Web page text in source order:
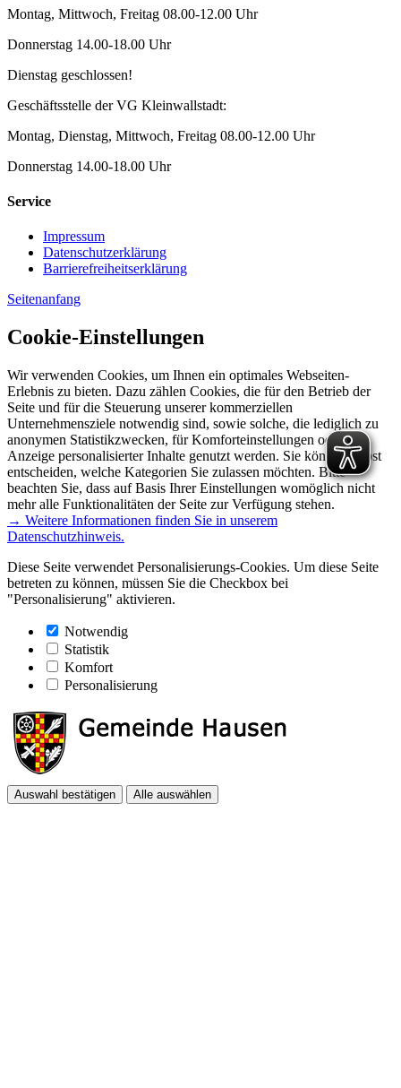
Montag, Mittwoch, Freitag 08.00-12.00 Uhr
Donnerstag 14.00-18.00 Uhr
Dienstag geschlossen!
Geschäftsstelle der VG Kleinwallstadt:
Montag, Dienstag, Mittwoch, Freitag 08.00-12.00 Uhr
Donnerstag 14.00-18.00 Uhr
Service
Impressum
Datenschutzerklärung
Barrierefreiheitserklärung
Seitenanfang
Cookie-Einstellungen
Wir verwenden Cookies, um Ihnen ein optimales Webseiten-
Erlebnis zu bieten. Dazu zählen Cookies, die für den Betrieb der
Seite und für die Steuerung unserer kommerziellen
Unternehmensziele notwendig sind, sowie solche, die lediglich zu
anonymen Statistikzwecken, für Komforteinstellungen oder zur
Anzeige personalisierter Inhalte genutzt werden. Sie können selbst
entscheiden, welche Kategorien Sie zulassen möchten. Bitte
beachten Sie, dass auf Basis Ihrer Einstellungen womöglich nicht
mehr alle Funktionalitäten der Seite zur Verfügung stehen.
→ Weitere Informationen finden Sie in unserem
Datenschutzhinweis.
Diese Seite verwendet Personalisierungs-Cookies. Um diese Seite
betreten zu können, müssen Sie die Checkbox bei
"Personalisierung" aktivieren.
Notwendig
Statistik
Komfort
Personalisierung
Auswahl bestätigen Alle auswählen